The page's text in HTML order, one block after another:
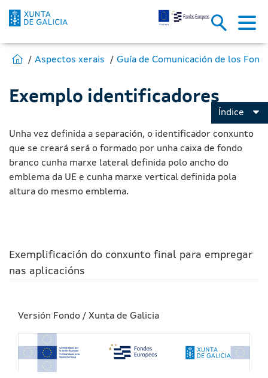
Exemplo de identificadores -
Skip to Main Content
Estás en:
Ir para Fondos Europeos
Aspectos xerais
Exemplo identificadores
Unha vez definida a separación, o identificador conxunto
que se creará será o formado por unha caixa de fondo
branco cunha marxe lateral definida polo ancho do
emblema da UE e cunha marxe vertical definida pola
altura do mesmo emblema.
Exemplificación do conxunto final para empregar
nas aplicacións
Versión Fondo / Xunta de Galicia
Índice